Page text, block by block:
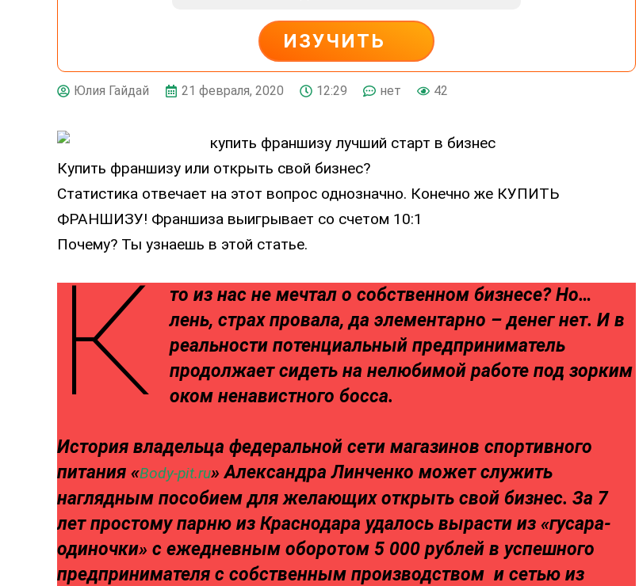
ИЗУЧИТЬ
ДЕЙСТВУЙ
Юлия Гайдай 21 февраля, 2020 12:29 нет 42
Купить франшизу или открыть свой бизнес?
Статистика отвечает на этот вопрос однозначно. Конечно же КУПИТЬ
ФРАНШИЗУ! Франшиза выигрывает со счетом 10:1
Почему? Ты узнаешь в этой статье.
К
то из нас не мечтал о собственном бизнесе? Но…
лень, страх провала, да элементарно – денег нет. И в
реальности потенциальный предприниматель
продолжает сидеть на нелюбимой работе под зорким
оком ненавистного босса.
История владельца федеральной сети магазинов спортивного
питания «Body-pit.ru» Александра Линченко может служить
наглядным пособием для желающих открыть свой бизнес. За 7
лет простому парню из Краснодара удалось вырасти из «гусара-
одиночки» с ежедневным оборотом 5 000 рублей в успешного
предпринимателя с собственным производством и сетью из